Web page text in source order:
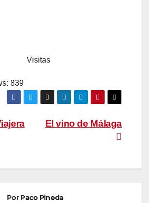
Visitas
839
El vino de Málaga
PorPaco Pineda